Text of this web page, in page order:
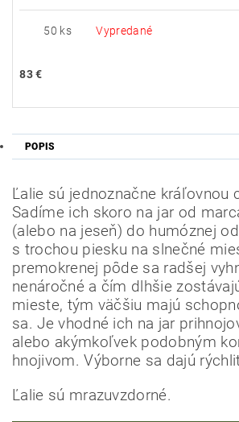
50 ks Vypredané
83 €
POPIS
Ľalie sú jednoznačne kráľovnou
Sadíme ich skoro na jar od
(alebo na jeseň) do humóznej
s trochou piesku na slnečné
premokrenej pôde sa radšej
nenáročné a čím dlhšie
mieste, tým väčšiu majú
sa. Je vhodné ich na jar
alebo akýmkoľvek podobným
hnojivom. Výborne sa dajú
Ľalie sú mrazuvzdorné.
Powered by chaterimo